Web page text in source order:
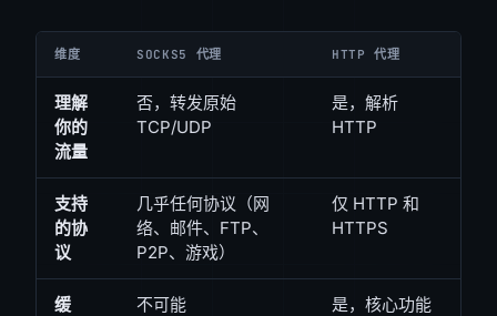
维度 SOCKS5 代理 HTTP 代理
理解
你的
流量
否，转发原始
TCP/UDP
是，解析
HTTP
支持
的协
议
几乎任何协议（网
络、邮件、FTP、
P2P、游戏）
仅 HTTP 和
HTTPS
缓
不可能 是，核心功能